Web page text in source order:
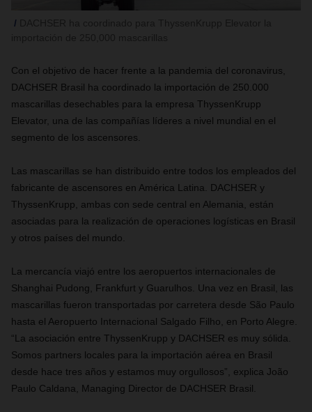
Con el objetivo de hacer frente a la pandemia del coronavirus,
DACHSER Brasil ha coordinado la importación de 250.000
mascarillas desechables para la empresa ThyssenKrupp
Elevator, una de las compañías líderes a nivel mundial en el
segmento de los ascensores.
Las mascarillas se han distribuido entre todos los empleados del
fabricante de ascensores en América Latina. DACHSER y
ThyssenKrupp, ambas con sede central en Alemania, están
asociadas para la realización de operaciones logísticas en Brasil
y otros países del mundo.
La mercancía viajó entre los aeropuertos internacionales de
Shanghai Pudong, Frankfurt y Guarulhos. Una vez en Brasil, las
mascarillas fueron transportadas por carretera desde São Paulo
hasta el Aeropuerto Internacional Salgado Filho, en Porto Alegre.
“La asociación entre ThyssenKrupp y DACHSER es muy sólida.
Somos partners locales para la importación aérea en Brasil
desde hace tres años y estamos muy orgullosos”,
explica João
Paulo Caldana, Managing Director de DACHSER Brasil.